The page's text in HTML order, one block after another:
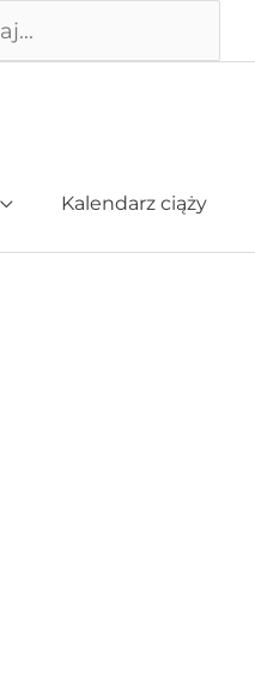
Kalendarz ciąży